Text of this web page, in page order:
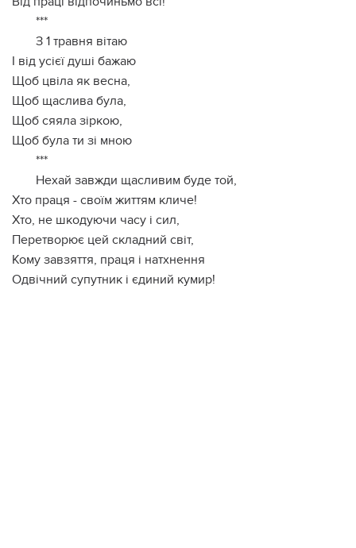
***
З 1 травня вітаю
І від усієї душі бажаю
Щоб цвіла як весна,
Щоб щаслива була,
Щоб сяяла зіркою,
Щоб була ти зі мною
***
Нехай завжди щасливим буде той,
Хто праця - своїм життям кличе!
Хто, не шкодуючи часу і сил,
Перетворює цей складний світ,
Кому завзяття, праця і натхнення
Одвічний супутник і єдиний кумир!